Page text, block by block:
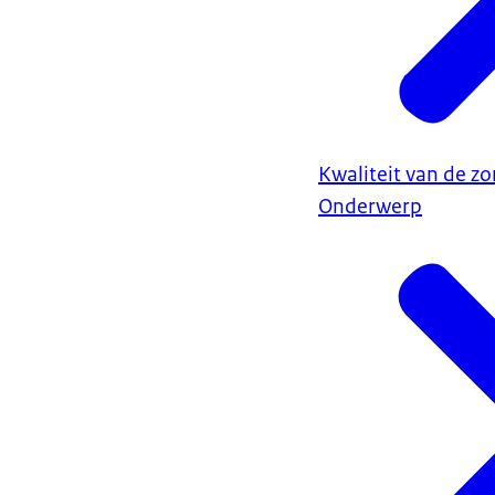
Kwaliteit van de
Onderwerp